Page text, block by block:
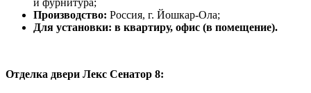
и фурнитура;
Производство: Россия, г. Йошкар-Ола;
Для установки: в квартиру, офис (в помещение).
Отделка двери Лекс Сенатор 8: